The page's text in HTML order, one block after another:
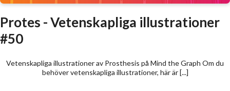
Protes - Vetenskapliga illustrationer
#50
Vetenskapliga illustrationer av Prosthesis på Mind the Graph Om du
behöver vetenskapliga illustrationer, här är [...]